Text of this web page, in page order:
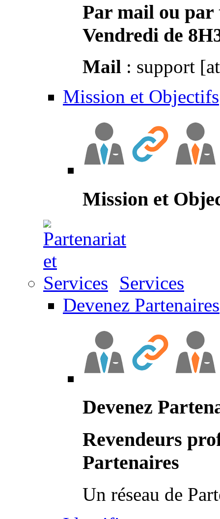
Par mail ou par
Vendredi de
Mail : support
Mission et Objectifs
Mission et
Services
Devenez Partenaires
Devenez
Revendeurs
Partenaires
Un réseau de